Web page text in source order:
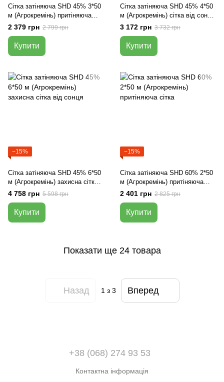
Сітка затіняюча SHD 45% 3*50
м (Агрокремінь) притіняюча
сітка
2 379 грн 2 799 грн
Купити
Сітка затіняюча SHD 45% 4*50
м (Агрокремінь) сітка від сонця
та граду
3 172 грн 3 732 грн
Купити
−15%
Сітка затіняюча SHD 45% 6*50
м (Агрокремінь) захисна сітка
від сонця
4 758 грн 5 598 грн
Купити
−15%
Сітка затіняюча SHD 60% 2*50
м (Агрокремінь) притіняюча
сітка
2 401 грн 2 825 грн
Купити
Показати ще 24 товара
Назад 1з 3 Вперед
+38 (068) 274 93 53
Контактна інформація